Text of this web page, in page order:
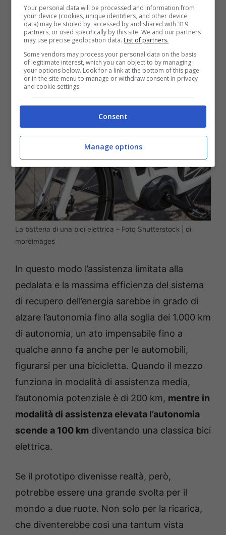
possibile quando la bici elettrica viene
impostata in modalità Eco– quella che fa
risparmiare al massimo l’energia – ossia
quando il motore partecipa al massimo per il
50% della spinta.
La batteria di una bici elettrica – Foto Shutterstock | di
moreimages
In questo modo l’assistenza limitata alla
pedalata e la massima efficienza del sistema
di recupero dell’energia sarebbe in grado di
alzare l’autonomia fino alla soglia dei 1.000 km
di autonomia, un ato impensabile fino a
qualche anno fa anche per le automobili,
figurarsi per una bicicletta. Quando il mezzo
funziona in modalità di assistenza media,
l’autonomia potenziale è di 200 km, mentre in
modalità di assistenza elevata l’autonomia
scende a 100 km diventando una classica bici
elettrica.
Se il prototipo divenisse realtà, però,
potrebbe essere una grande svolta per il
mondo a due ruote. Non solo per la ricarica,
che diventerebbe così una tantum vista
Your personal data will be processed and information from
your device (cookies, unique identifiers, and other device
data) may be stored by, accessed by and shared with 319
partners, or used specifically by this site. We and our partners
may use precise geolocation data. List of partners.
Some vendors may process your personal data on the basis
of legitimate interest, which you can object to by managing
your options below. Look for a link at the bottom of this page
or in the site menu to manage or withdraw consent in privacy
and cookie settings.
Consent
Manage options